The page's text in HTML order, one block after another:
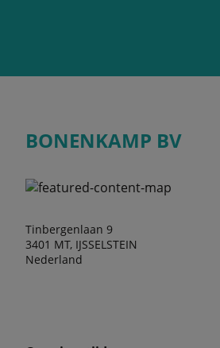
BONENKAMP BV
Tinbergenlaan 9
3401 MT, IJSSELSTEIN
Nederland